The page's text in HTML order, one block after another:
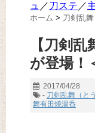
ュ ／ 刀ステ ／
ホーム > 刀剣乱
【刀剣
が登場！
2017/04/28
- 刀剣乱舞（と
舞有田焼湯呑